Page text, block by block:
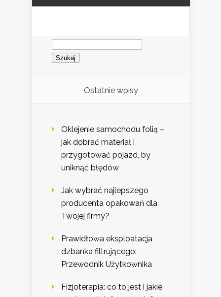
Szukaj:
Ostatnie wpisy
Oklejenie samochodu folią –
jak dobrać materiał i
przygotować pojazd, by
uniknąć błędów
Jak wybrać najlepszego
producenta opakowań dla
Twojej firmy?
Prawidłowa eksploatacja
dzbanka filtrującego:
Przewodnik Użytkownika
Fizjoterapia: co to jest i jakie